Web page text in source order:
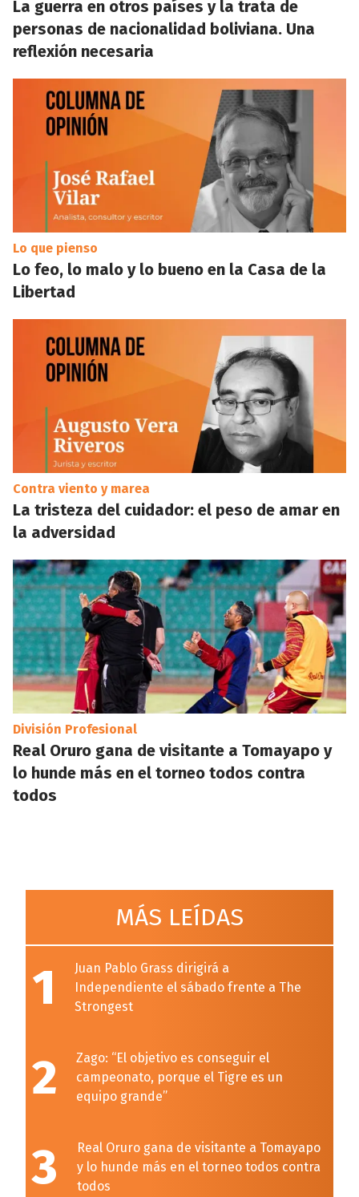
La guerra en otros países y la trata de
personas de nacionalidad boliviana. Una
reflexión necesaria
Lo que pienso
Lo feo, lo malo y lo bueno en la Casa de la
Libertad
Contra viento y marea
La tristeza del cuidador: el peso de amar en
la adversidad
División Profesional
Real Oruro gana de visitante a Tomayapo y
lo hunde más en el torneo todos contra
todos
MÁS LEÍDAS
1
Juan Pablo Grass dirigirá a
Independiente el sábado frente a The
Strongest
2
Zago: “El objetivo es conseguir el
campeonato, porque el Tigre es un
equipo grande”
3
Real Oruro gana de visitante a Tomayapo
y lo hunde más en el torneo todos contra
todos